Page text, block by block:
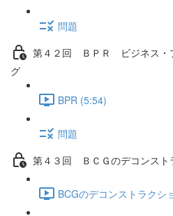
問題
第４２回 ＢＰＲ ビジネス・
グ
BPR (5:54)
問題
第４３回 ＢＣＧのデコンスト
BCGのデコンストラクシ